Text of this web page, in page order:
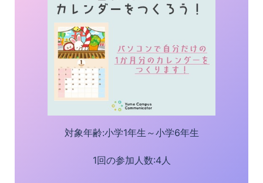
対象年齢:小学1年生～小学6年生
1回の参加人数:4人